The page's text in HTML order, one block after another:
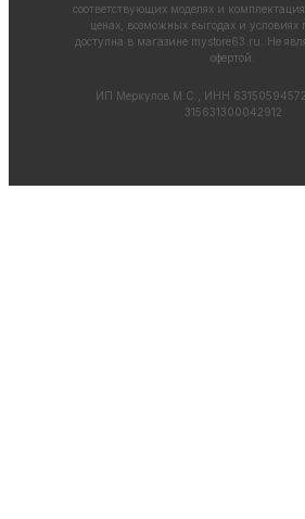
соответствующих моделях и
ценах, возможных выгодах и условиях
доступна в магазине mystore63.ru . Не
офертой.
ИП Меркулов М.С., ИНН
315631300042912